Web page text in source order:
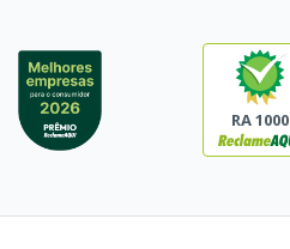
RA 1000